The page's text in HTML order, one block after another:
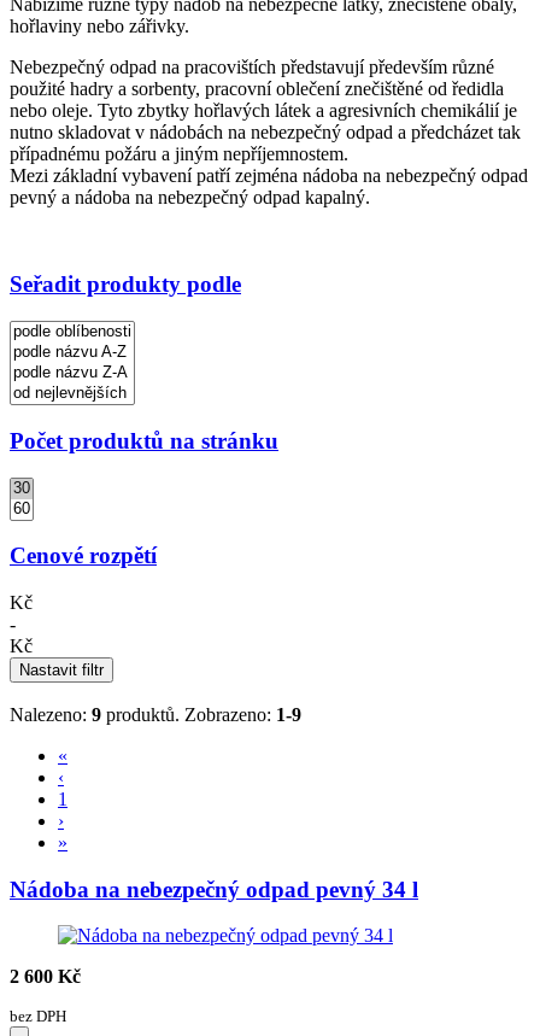
hořlaviny nebo zářivky.
Nebezpečný odpad na pracovištích představují především různé
použité hadry a sorbenty, pracovní oblečení znečištěné od ředidla
nebo oleje. Tyto zbytky hořlavých látek a agresivních chemikálií je
nutno skladovat v nádobách na nebezpečný odpad a předcházet tak
případnému požáru a jiným nepříjemnostem.
Mezi základní vybavení patří zejména nádoba na nebezpečný odpad
pevný a nádoba na nebezpečný odpad kapalný.
Seřadit produkty podle
Počet produktů na stránku
Cenové rozpětí
Kč
-
Kč
Nastavit filtr
Nalezeno: 9 produktů. Zobrazeno: 1-9
«
‹
1
›
»
Nádoba na nebezpečný odpad pevný 34 l
2 600 Kč
bez DPH